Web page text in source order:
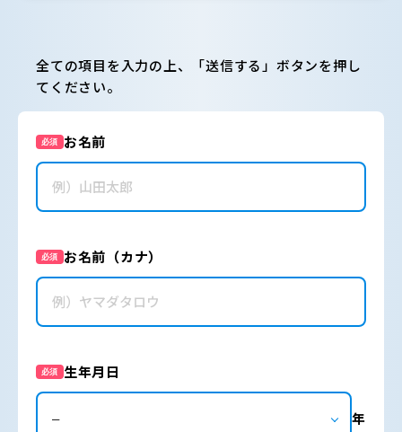
全ての項目を入力の上、「送信する」ボタンを押し
てください。
必須 お名前
必須 お名前（カナ）
必須 生年月日
年